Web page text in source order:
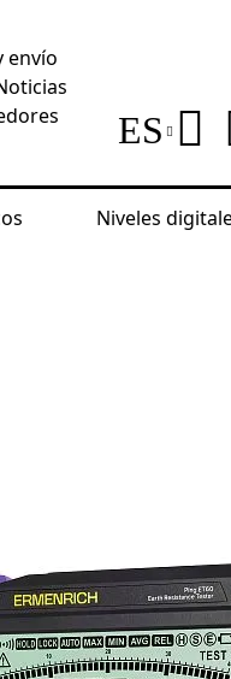
envío
ES
Niveles
de tierra